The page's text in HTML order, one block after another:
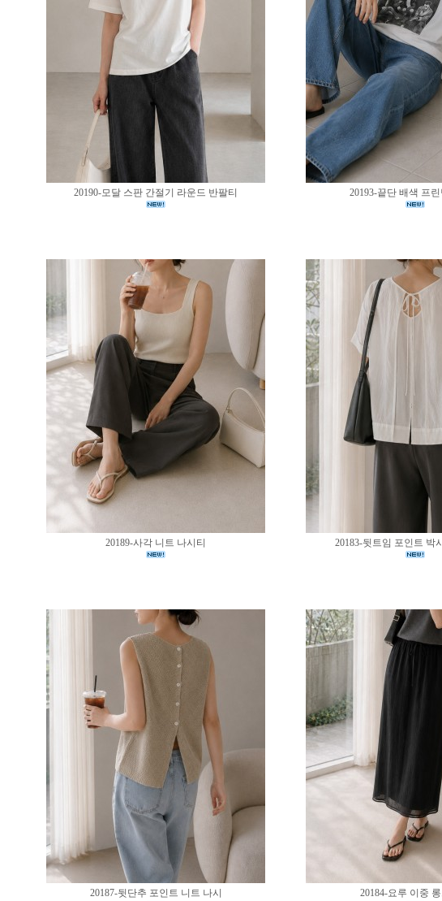
20190-모달 스판 간절기 라운드 반팔티 20193-끝단 배색 프린
20189-사각 니트 나시티 20183-뒷트임 포인트 박
20187-뒷단추 포인트 니트 나시 20184-요루 이중